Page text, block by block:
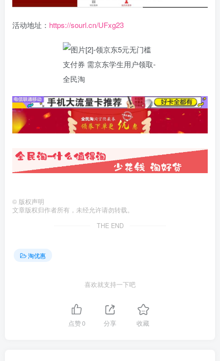
活动地址： https://sourl.cn/UFxg23
© 版权声明
文章版权归作者所有，未经允许请勿转载。
THE END
淘优惠
喜欢就支持一下吧
点赞0 分享 收藏